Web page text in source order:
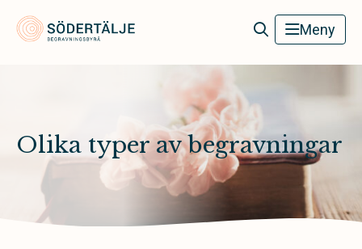
Södertälje Begravningsbyrå Meny
Olika typer av begravningar